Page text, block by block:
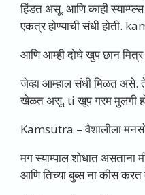
हिंडत असू. आणि काही
एकत्र होण्याची संधी होती.
आणि आम्ही दोघे खुप छान मित्र
जेव्हा आम्हाल संधी मिळत असे.
खेळत असू. ti खूप गरम मुलगी
Kamsutra –वैशालीला
मग स्याम्पाल शोधात असताना
आणि तिच्या बुब्स ना कीस